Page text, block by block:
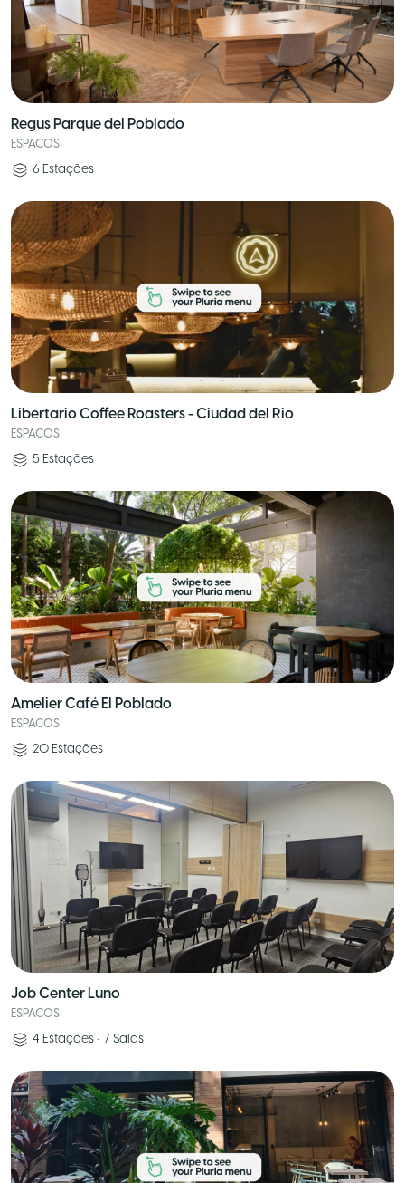
Regus Parque del Poblado
ESPACOS
6 Estações
Libertario Coffee Roasters - Ciudad del Rio
ESPACOS
5 Estações
Amelier Café El Poblado
ESPACOS
20 Estações
Job Center Luno
ESPACOS
4 Estações • 7 Salas